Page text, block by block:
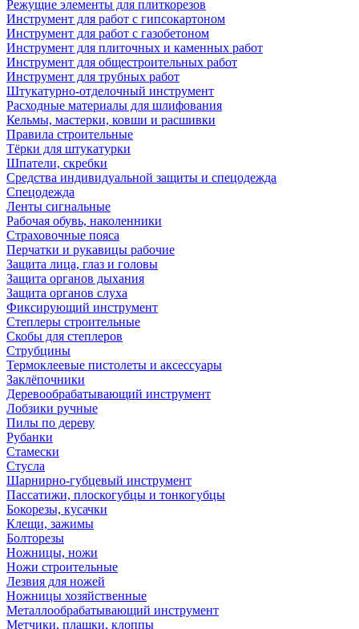
Режущие элементы для плиткорезов
Инструмент для работ с гипсокартоном
Инструмент для работ с газобетоном
Инструмент для плиточных и каменных работ
Инструмент для общестроительных работ
Инструмент для трубных работ
Штукатурно-отделочный инструмент
Расходные материалы для шлифования
Кельмы, мастерки, ковши и расшивки
Правила строительные
Тёрки для штукатурки
Шпатели, скребки
Средства индивидуальной защиты и спецодежда
Спецодежда
Ленты сигнальные
Рабочая обувь, наколенники
Страховочные пояса
Перчатки и рукавицы рабочие
Защита лица, глаз и головы
Защита органов дыхания
Защита органов слуха
Фиксирующий инструмент
Степлеры строительные
Скобы для степлеров
Струбцины
Термоклеевые пистолеты и аксессуары
Заклёпочники
Деревообрабатывающий инструмент
Лобзики ручные
Пилы по дереву
Рубанки
Стамески
Стусла
Шарнирно-губцевый инструмент
Пассатижи, плоскогубцы и тонкогубцы
Бокорезы, кусачки
Клещи, зажимы
Болторезы
Ножницы, ножи
Ножи строительные
Лезвия для ножей
Ножницы хозяйственные
Металлообрабатывающий инструмент
Метчики, плашки, клоппы